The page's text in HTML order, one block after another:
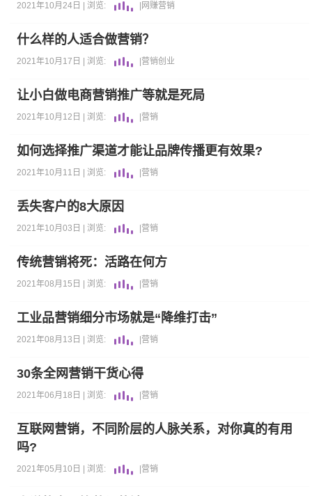
2021年10月24日 | 浏览: 网赚营销
什么样的人适合做营销？
2021年10月17日 | 浏览: 营销创业
让小白做电商营销推广等就是死局
2021年10月12日 | 浏览: 营销
如何选择推广渠道才能让品牌传播更有效果?
2021年10月11日 | 浏览: 营销
丢失客户的8大原因
2021年10月03日 | 浏览: 营销
传统营销将死：活路在何方
2021年08月15日 | 浏览: 营销
工业品营销细分市场就是“降维打击”
2021年08月13日 | 浏览: 营销
30条全网营销干货心得
2021年06月18日 | 浏览: 营销
互联网营销，不同阶层的人脉关系，对你真的有用
吗?
2021年05月10日 | 浏览: 营销